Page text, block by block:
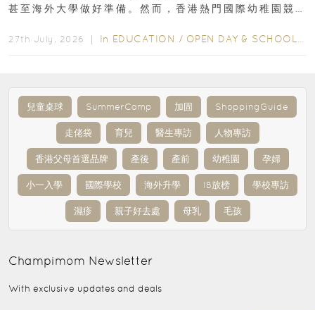
甚至海外大學做好準備。然而，香港熱門國際幼稚園競
27th July, 2026 ｜ In EDUCATION / OPEN DAY & SCHOOL EVENTS
兒童桌球 SummerCamp 加固 ShoppingGuide
走佬袋 育兒 醫生專訪 人物專訪
香港父母首選品牌 產後 產前 幼稚園 孕婦
小一入學 國際學校 海外升學 IB放榜 學校專訪
濕疹 親子好去處 母乳 毛孩
Champimom Newsletter
With exclusive updates and deals